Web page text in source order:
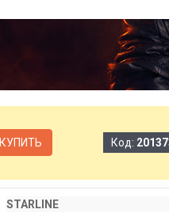
КУПИТЬ Код:
STARLINE